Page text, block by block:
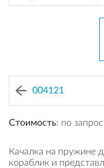
004121
Стоимость: по
Качалка на пружине
кораблик и